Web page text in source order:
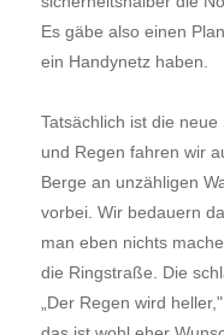
Es gäbe also einen
ein Handynetz haben.
Tatsächlich ist die
und Regen fahren wir
Berge an unzähligen
vorbei. Wir bedauern
man eben nichts
die Ringstraße. Die
„Der Regen wird